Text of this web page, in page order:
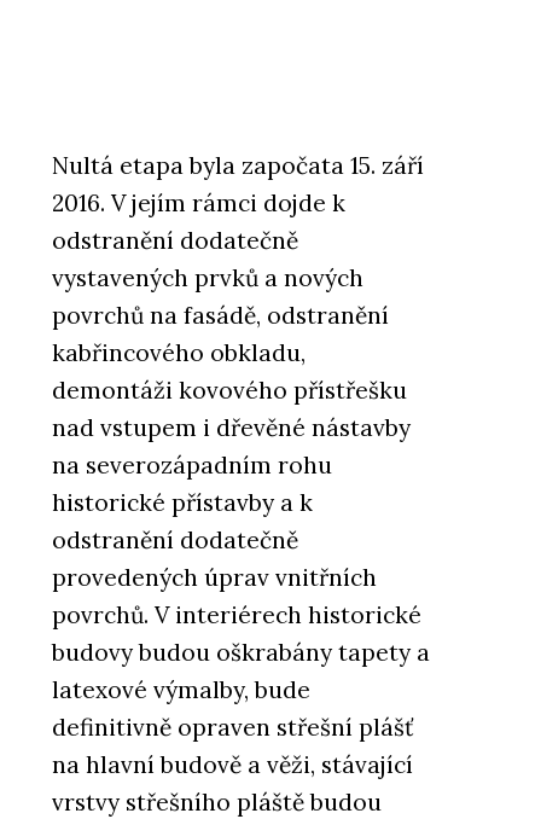
Nultá etapa byla započata 15. září
2016. V jejím rámci dojde k
odstranění dodatečně
vystavených prvků a nových
povrchů na fasádě, odstranění
kabřincového obkladu,
demontáži kovového přístřešku
nad vstupem i dřevěné nástavby
na severozápadním rohu
historické přístavby a k
odstranění dodatečně
provedených úprav vnitřních
povrchů. V interiérech historické
budovy budou oškrabány tapety a
latexové výmalby, bude
definitivně opraven střešní plášť
na hlavní budově a věži, stávající
vrstvy střešního pláště budou